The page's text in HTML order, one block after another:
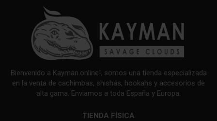
Bienvenido a Kayman.online!, somos una tienda especializada
en la venta de cachimbas, shishas, hookahs y accesorios de
alta gama. Enviamos a toda España y Europa.
TIENDA FÍSICA